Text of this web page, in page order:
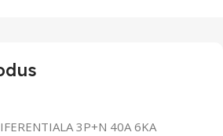
3P+N 40A 6KA